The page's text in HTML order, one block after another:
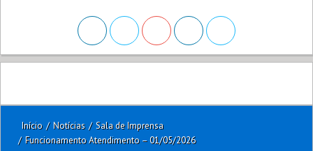
Início / Notícias / Sala de Imprensa
/ Funcionamento Atendimento – 01/05/2026